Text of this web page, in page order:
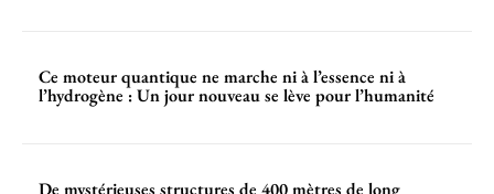
Ce moteur quantique ne marche ni à l’essence ni à
l’hydrogène : Un jour nouveau se lève pour l’humanité
De mystérieuses structures de 400 mètres de long